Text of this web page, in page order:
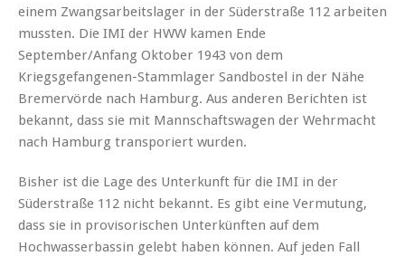
einem Zwangsarbeitslager in der Süderstraße 112 arbeiten
mussten. Die IMI der HWW kamen Ende
September/Anfang Oktober 1943 von dem
Kriegsgefangenen-Stammlager Sandbostel in der Nähe
Bremervörde nach Hamburg. Aus anderen Berichten ist
bekannt, dass sie mit Mannschaftswagen der Wehrmacht
nach Hamburg transporiert wurden.
Bisher ist die Lage des Unterkunft für die IMI in der
Süderstraße 112 nicht bekannt. Es gibt eine Vermutung,
dass sie in provisorischen Unterkünften auf dem
Hochwasserbassin gelebt haben können. Auf jeden Fall